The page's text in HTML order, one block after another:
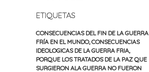
ETIQUETAS
CONSECUENCIAS DEL FIN DE LA GUERRA
FRÍA EN EL MUNDO,CONSECUENCIAS
IDEOLOGICAS DE LA GUERRA FRIA
PORQUE LOS TRATADOS DE LA PAZ QUE
SURGIERON ALA GUERRA NO FUERON